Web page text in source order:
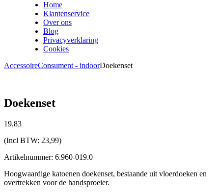
Home
Klantenservice
Over ons
Blog
Privacyverklaring
Cookies
AccessoireConsument - indoorDoekenset
Doekenset
19,83
(Incl BTW: 23,99)
Artikelnummer: 6.960-019.0
Hoogwaardige katoenen doekenset, bestaande uit vloerdoeken en
overtrekken voor de handsproeier.